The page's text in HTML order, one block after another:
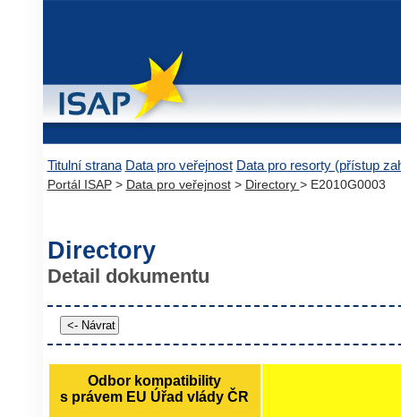
Titulní strana Data pro veřejnost Data pro resorty (přístup
Portál ISAP> Data pro veřejnost> Directory > E2010G0003
Directory
Detail dokumentu
Odbor kompatibility
s právem EU Úřad vlády ČR